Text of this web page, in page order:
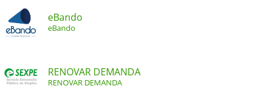
eBando
eBando
RENOVAR DEMANDA
RENOVAR DEMANDA